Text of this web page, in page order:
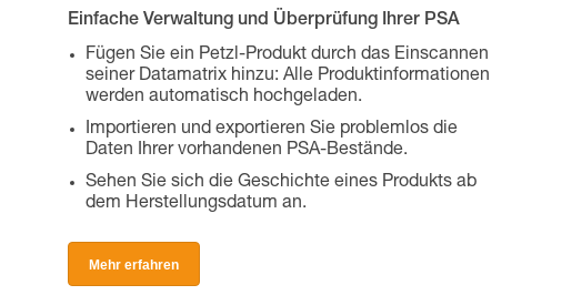
Einfache Verwaltung und Überprüfung Ihrer PSA
Fügen Sie ein Petzl-Produkt durch das Einscannen
seiner Datamatrix hinzu: Alle Produktinformationen
werden automatisch hochgeladen.
Importieren und exportieren Sie problemlos die
Daten Ihrer vorhandenen PSA-Bestände.
Sehen Sie sich die Geschichte eines Produkts ab
dem Herstellungsdatum an.
Mehr erfahren